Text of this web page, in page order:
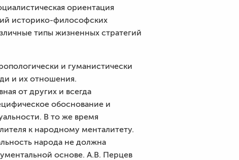
ориентация
историко-философских
типы жизненных стратегий
и гуманистически
и их отношения.
от других и всегда
обоснование и
В то же время
к народному менталитету.
народа не должна
основе. А.В. Перцев